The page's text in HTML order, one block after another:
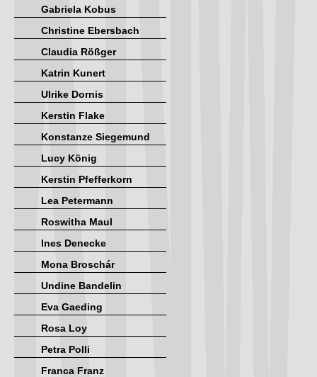
Gabriela Kobus
Christine Ebersbach
Claudia Rößger
Katrin Kunert
Ulrike Dornis
Kerstin Flake
Konstanze Siegemund
Lucy König
Kerstin Pfefferkorn
Lea Petermann
Roswitha Maul
Ines Denecke
Mona Broschár
Undine Bandelin
Eva Gaeding
Rosa Loy
Petra Polli
Franca Franz